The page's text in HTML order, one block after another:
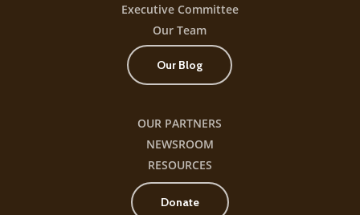
Executive Committee
Our Team
Our Blog
OUR PARTNERS
NEWSROOM
RESOURCES
Donate